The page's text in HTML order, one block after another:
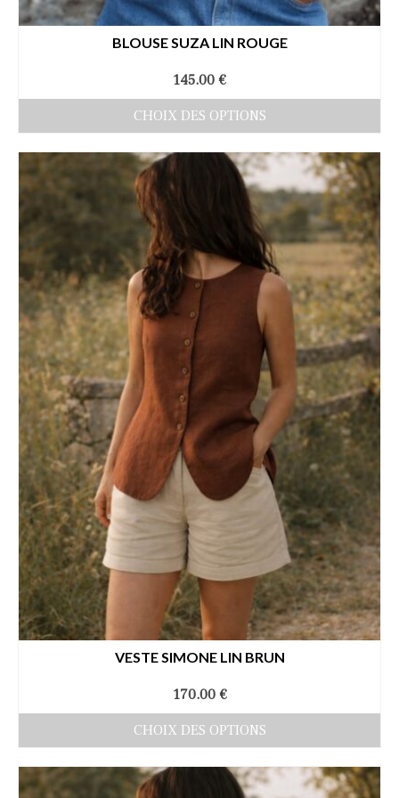
BLOUSE SUZA LIN ROUGE
145.00 €
CHOIX DES OPTIONS
produit
plusieurs
variations.
Les
options
peuvent
choisies
la
page
du
produit
VESTE SIMONE LIN BRUN
170.00 €
CHOIX DES OPTIONS
produit